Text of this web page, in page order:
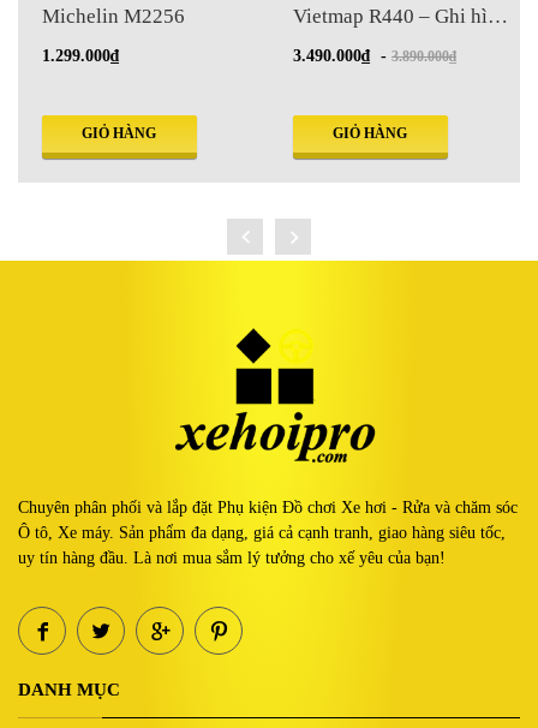
Michelin M2256
1.299.000₫
GIỎ HÀNG
Vietmap R440 – Ghi hình
kép Full HD, GPS, WiFi,
3.490.000₫ - 3.890.000₫
GIỎ HÀNG
Chuyên phân phối và lắp đặt Phụ kiện Đồ chơi Xe hơi - Rửa và chăm sóc
Ô tô, Xe máy. Sản phẩm đa dạng, giá cả cạnh tranh, giao hàng siêu tốc,
uy tín hàng đầu. Là nơi mua sắm lý tưởng cho xế yêu của bạn!
DANH MỤC